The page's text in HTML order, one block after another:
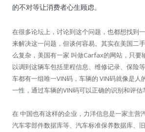
的不对等让消费者心生顾虑。
在很多论坛上，讨论到这个问题，也都想找到
来解决这一问题，但谈何容易。其实在美国二
么复杂，美国有一家 叫做Carfax的网站，只要
以调到这辆车包括里程信息、维修记录、保险
车都有一组唯一VIN码，车辆的 VIN码就像是人
一性，通过车辆的VIN码可以正确的识别和评估
在 中国也有这样的企业，力洋信息是一家主营
汽车零部件数据库等、汽车标准保养数据库、